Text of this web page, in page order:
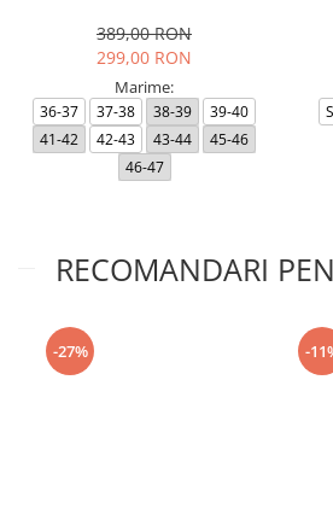
389,00 RON
299,00 RON
Marime:
36-37 37-38 38-39
39-40
41-42
42-43 43-44
45-46
46-47
S
RECOMANDARI
-27% -